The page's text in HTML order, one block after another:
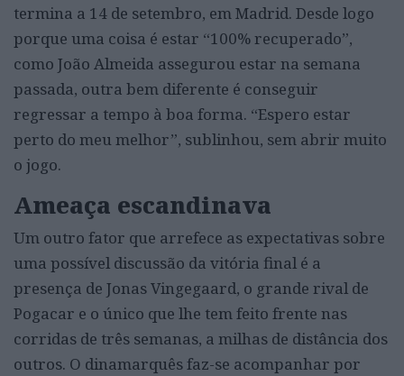
termina a 14 de setembro, em Madrid. Desde logo
porque uma coisa é estar “100% recuperado”,
como João Almeida assegurou estar na semana
passada, outra bem diferente é conseguir
regressar a tempo à boa forma. “Espero estar
perto do meu melhor”, sublinhou, sem abrir muito
o jogo.
Ameaça escandinava
Um outro fator que arrefece as expectativas sobre
uma possível discussão da vitória final é a
presença de Jonas Vingegaard, o grande rival de
Pogacar e o único que lhe tem feito frente nas
corridas de três semanas, a milhas de distância dos
outros. O dinamarquês faz-se acompanhar por